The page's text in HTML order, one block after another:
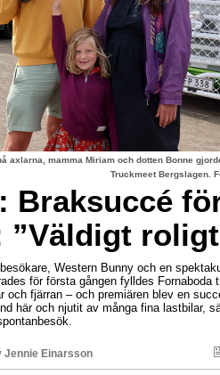
axlarna, mamma Miriam och dotten Bonne
Truckmeet Bergslagen.
Braksuccé
”Väldigt
Western Bunny och en
för första gången fylldes Fornaboda
och fjärran – och premiären blev en
här och njutit av många fina lastbilar,
Jennie Einarsson